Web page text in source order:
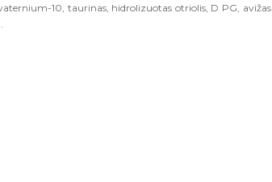
10, taurinas, hidrolizuotas otriolis, D PG, avižas